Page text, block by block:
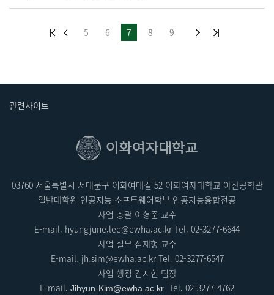
5 6 7 8 9
관련사이트
03760 서울특별시 서대문구 이화여대길 52 이화여자대학교 아산공학관
일반대학원 인공지능·소프트웨어학부 인공지능융합전공
사업 총괄 이형준 교수
E-mail. hyungjune.lee@ewha.ac.kr Tel. 02-3277-6644
사업 실무 심재형 교수
E-mail. jh.sim@ewha.ac.krTel. 02-3277-6547
사업 행정 김지현 팀장
E-mail. Jihyun-Kim@ewha.ac.kr Tel. 02-3277-4762